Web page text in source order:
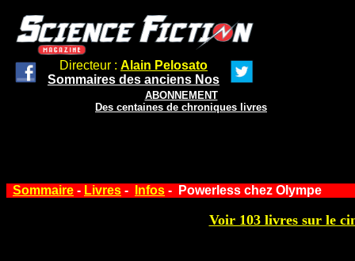
Directeur : Alain Pelosato
Sommaires des anciens Nos
ABONNEMENT
Des centaines de chroniques livres
Sommaire - Livres - Infos - Powerless chez Olympe
Voir 103 livres sur le